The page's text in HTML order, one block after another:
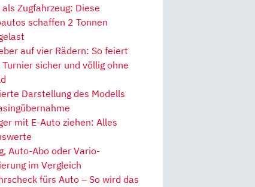
als Zugfahrzeug: Diese
schaffen 2 Tonnen
auf vier Rädern: So feiert
Turnier sicher und völlig ohne
Darstellung des Modells
mit E-Auto ziehen: Alles
Auto-Abo oder Vario-
im Vergleich
fürs Auto – So wird das